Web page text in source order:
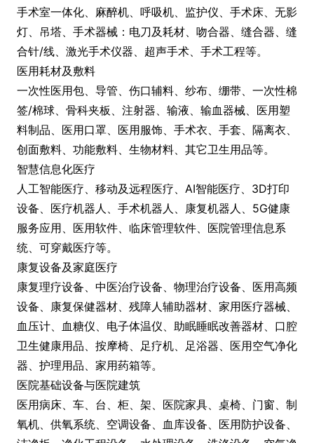
手术室一体化、麻醉机、呼吸机、监护仪、手术床、无影
灯、吊塔、手术器械：电刀及耗材、吻合器、缝合器、缝
合针/线、激光手术仪器、超声手术、手术工程等。
医用耗材及敷料
一次性医用包、导管、伤口辅料、纱布、绷带、一次性棉
签/棉球、骨科夹板、注射器、输液、输血器械、医用塑
料制品、医用口罩、医用服饰、手术衣、手套、隔离衣、
创面敷料、功能敷料、生物材料、其它卫生用品等。
智慧信息化医疗
人工智能医疗、移动及远程医疗、AI智能医疗、3D打印
设备、医疗机器人、手术机器人、康复机器人、5G健康
服务应用、医用软件、临床管理软件、医院管理信息系
统、可穿戴医疗等。
康复设备及家庭医疗
康复理疗设备、中医治疗设备、物理治疗设备、医用高频
设备、康复保健器材、残障人辅助器材、家用医疗器械、
血压计、血糖仪、电子体温仪、助眠睡眠改善器材、口腔
卫生健康用品、按摩椅、足疗机、足浴器、医用空气净化
器、护理用品、家用药箱等。
医院基础设备与医院建筑
医用病床、车、台、柜、架、医院家具、桌椅、门窗、制
氧机、供氧系统、空调设备、血库设备、医用防护设备、